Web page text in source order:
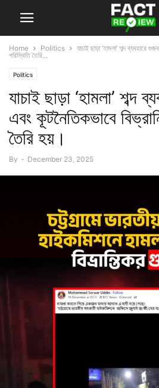
Home Politics
যাচাই ছাড়া ‘হামলা’ শব্দ ব্যবহারে
পরিস্থিতি তৈরি...
Politics
যাচাই ছাড়া ‘হামলা’ শব্দ
এবং কূটনৈতিকভাবে
তৈরি হয়।
By - December 23, 2025